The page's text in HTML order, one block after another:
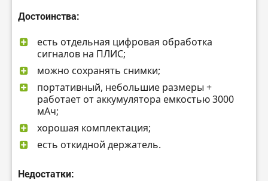
Достоинства:
есть отдельная цифровая обработка
сигналов на ПЛИС;
можно сохранять снимки;
портативный, небольшие размеры +
работает от аккумулятора емкостью 3000
мАч;
хорошая комплектация;
есть откидной держатель.
Недостатки: